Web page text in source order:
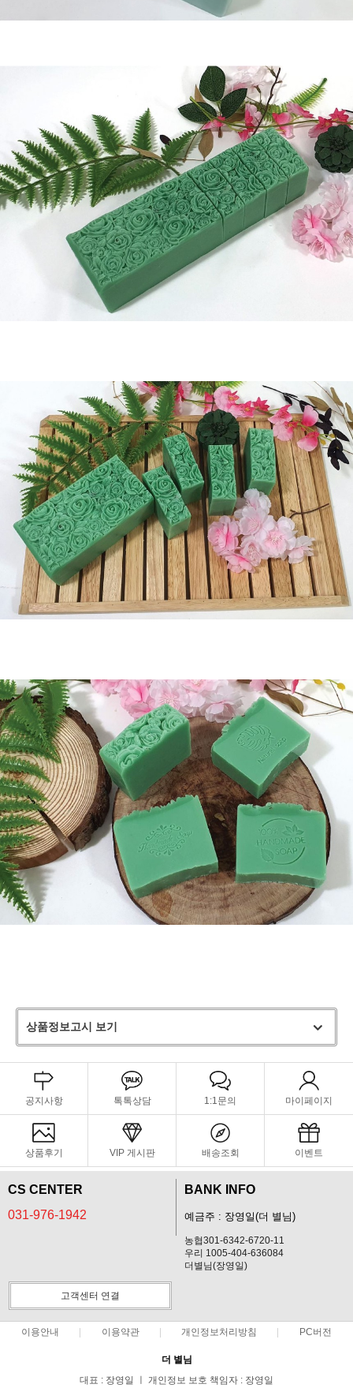
상품정보고시 보기
공지사항 톡톡상담 1:1문의 마이페이지
상품후기 VIP 게시판 배송조회 이벤트
CS CENTER
031-976-1942
BANK INFO
예금주 : 장영일(더 별님)
농협301-6342-6720-11
우리 1005-404-636084
더별님(장영일)
고객센터 연결
이용안내 이용약관 개인정보처리방침 PC버전
더 별님
대표 : 장영일 ㅣ 개인정보 보호 책임자 : 장영일